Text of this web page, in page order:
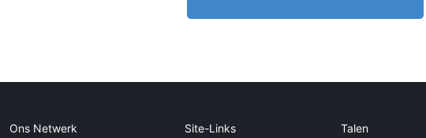
Ons Netwerk Site-Links Talen